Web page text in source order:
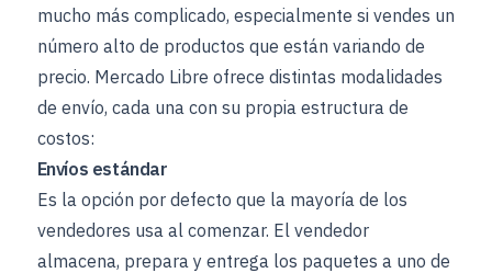
mucho más complicado, especialmente si vendes un
número alto de productos que están variando de
precio. Mercado Libre ofrece distintas modalidades
de envío, cada una con su propia estructura de
costos:
Envíos estándar
Es la opción por defecto que la mayoría de los
vendedores usa al comenzar. El vendedor
almacena, prepara y entrega los paquetes a uno de